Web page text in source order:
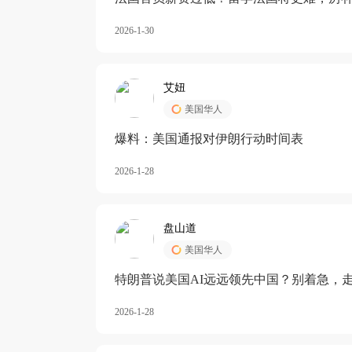
2026-1-30
艾妞
美国华人
爆料：美国通报对伊朗行动时间表
2026-1-28
盘山道
美国华人
特朗普说美国AI远远领先中国？别着急，
2026-1-28